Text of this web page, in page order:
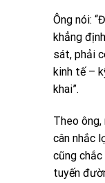
Ông nói:
khẳng
sát, phải
kinh tế –
khai”.
Theo
cân nhắc
cũng
tuyến